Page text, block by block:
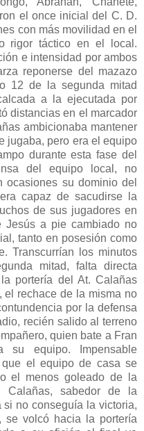
el once inicial del C. D.
con más movilidad en el
rigor táctico en el local.
e intensidad por ambos
reponerse del mazazo
12 de la segunda mitad
a la ejecutada por
distancias en el marcador
ambicionaba mantener
jugaba, pero era el equipo
durante esta fase del
del equipo local, no
ocasiones su dominio del
capaz de sacudirse la
de sus jugadores en
Jesús a pie cambiado no
tanto en posesión como
Transcurrían los minutos
mitad, falta directa
portería del At. Calañas
el rechace de la misma no
por la defensa
recién salido al terreno
quien bate a Fran
su equipo. Impensable
que el equipo de casa se
el menos goleado de la
sabedor de la
no conseguía la victoria,
se volcó hacia la portería